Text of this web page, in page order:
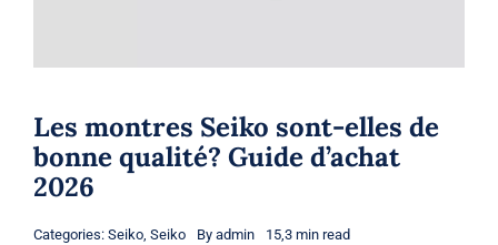
Les montres Seiko sont-elles de
bonne qualité? Guide d’achat
2026
Categories: Seiko, Seiko By admin 15,3 min read